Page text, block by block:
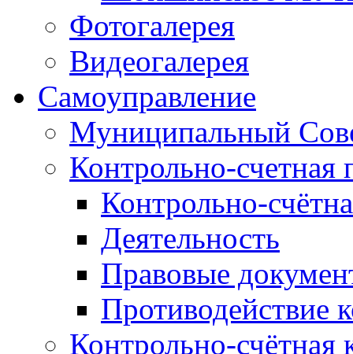
Фотогалерея
Видеогалерея
Самоуправление
Муниципальный
Контрольно-счетная
Контрольно-
Деятельность
Правовые
Противодействие
Контрольно-счётная